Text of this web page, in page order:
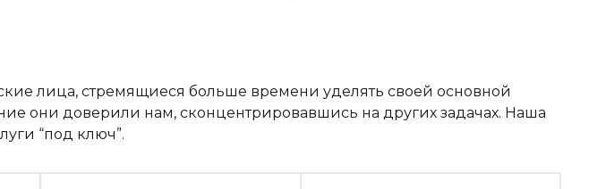
лица, стремящиеся больше времени уделять своей основной
они доверили нам, сконцентрировавшись на других задачах. Наша
“под ключ”.